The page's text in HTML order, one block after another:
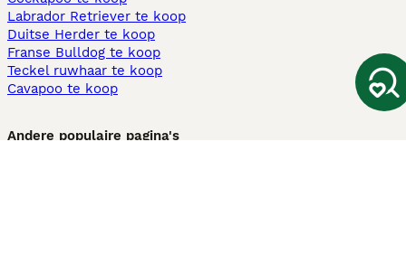
Labrador Retriever te koop
Duitse Herder te koop
Franse Bulldog te koop
Teckel ruwhaar te koop
Cavapoo te koop
Andere populaire pagina's